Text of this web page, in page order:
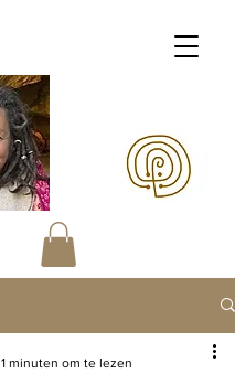
1 minuten om te lezen